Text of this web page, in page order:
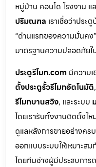
หมู่บ้าน คอนโด โรงงาน แ
ปริมณฑล เราเชื่อว่าประ
“ด่านแรกของความมั่นค
มาตรฐานความปลอดภัย
ประตูรีโมท.com มีความ
ตั้งประตูรั้วรีโมทอัตโนมัติ,
รีโมทบานสวิง, และระบบ
โดยเรารับทั้งงานติดตั้งใ
ดูแลหลังการขายอย่างคร
ออกแบบระบบให้เหมาะ
โดยทีมช่างผู้มีประสบการ